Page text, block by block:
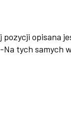
opisana
tych samych